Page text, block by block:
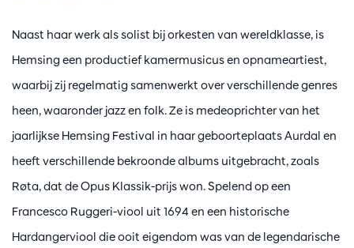
Naast haar werk als solist bij orkesten van wereldklasse, is
Hemsing een productief kamermusicus en opnameartiest,
waarbij zij regelmatig samenwerkt over verschillende genres
heen, waaronder jazz en folk. Ze is medeoprichter van het
jaarlijkse Hemsing Festival in haar geboorteplaats Aurdal en
heeft verschillende bekroonde albums uitgebracht, zoals
Røta, dat de Opus Klassik-prijs won. Spelend op een
Francesco Ruggeri-viool uit 1694 en een historische
Hardangerviool die ooit eigendom was van de legendarische